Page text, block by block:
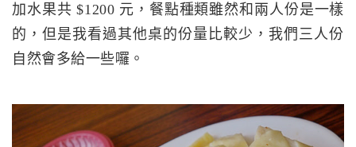
加水果共 $1200 元，餐點種類雖然和兩人份是一樣
的，但是我看過其他桌的份量比較少，我們三人份
自然會多給一些囉。